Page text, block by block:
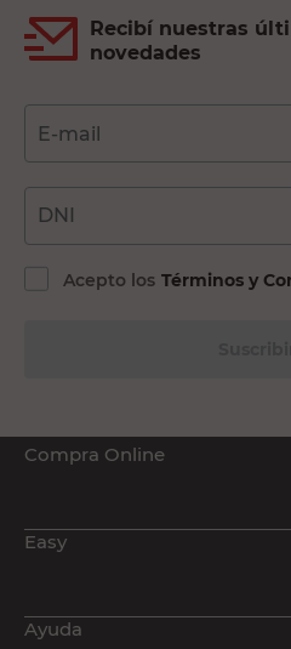
Recibí nuestras
novedades
E-mail
DNI
Acepto los Términos y
Compra Online
Easy
Ayuda